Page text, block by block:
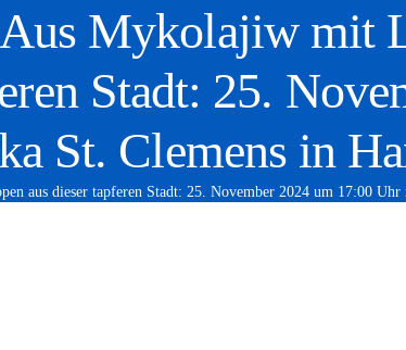
Mykolajiw mit
Stadt: 25.
St. Clemens in
aus dieser tapferen Stadt: 25. November 2024 um 17:00 Uhr